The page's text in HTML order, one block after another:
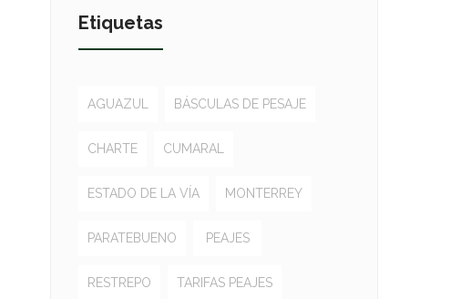
Etiquetas
AGUAZUL BÁSCULAS DE PESAJE
CHARTE CUMARAL
ESTADO DE LA VÍA MONTERREY
PARATEBUENO PEAJES
RESTREPO TARIFAS PEAJES